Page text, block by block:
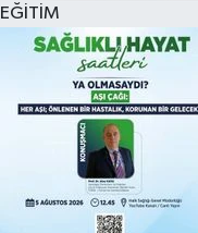
EĞİTİMVİZYONDAKİLER
YAŞAM